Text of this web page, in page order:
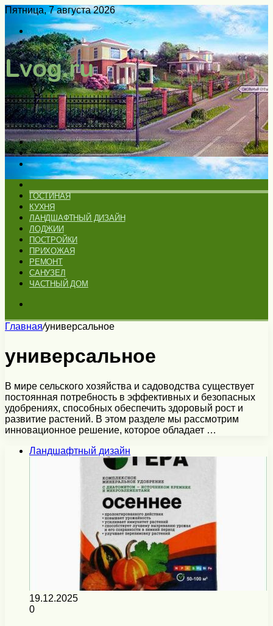
Пятница, 7 августа 2026
Войти
Switch
skin
Меню
Искать
Switch
skin
ГОСТИНАЯ
КУХНЯ
ЛАНДШАФТНЫЙ ДИЗАЙН
ЛОДЖИИ
ПОСТРОЙКИ
ПРИХОЖАЯ
РЕМОНТ
САНУЗЕЛ
ЧАСТНЫЙ ДОМ
Главная/универсальное
универсальное
В мире сельского хозяйства и садоводства существует
постоянная потребность в эффективных и безопасных
удобрениях, способных обеспечить здоровый рост и
развитие растений. В этом разделе мы рассмотрим
инновационное решение, которое обладает …
Ландшафтный дизайн
19.12.2025
0